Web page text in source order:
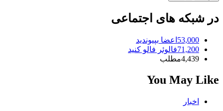
در شبکه های اجتماعی
53,000 اعضا بپیوندید
71,200فالوئر فالو کنید
4,439مطلب
You May Like
اخبار